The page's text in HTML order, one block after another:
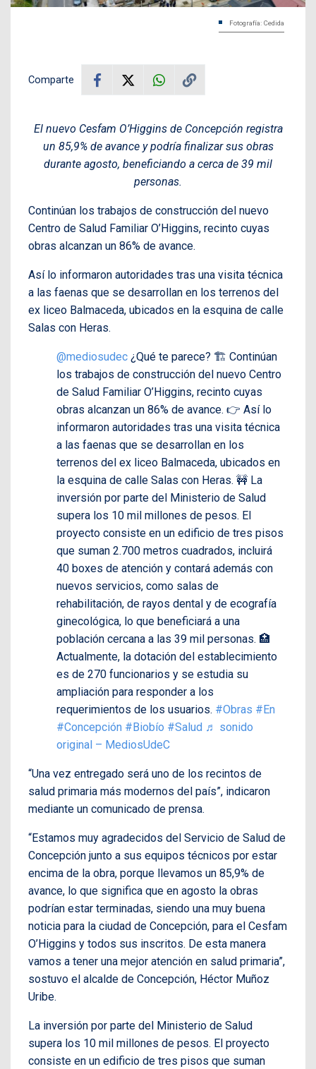
Fotografía: Cedida
Comparte
El nuevo Cesfam O’Higgins de Concepción registra
un 85,9% de avance y podría finalizar sus obras
durante agosto, beneficiando a cerca de 39 mil
personas.
Continúan los trabajos de construcción del nuevo
Centro de Salud Familiar O’Higgins, recinto cuyas
obras alcanzan un 86% de avance.
Así lo informaron autoridades tras una visita técnica
a las faenas que se desarrollan en los terrenos del
ex liceo Balmaceda, ubicados en la esquina de calle
Salas con Heras.
@mediosudec ¿Qué te parece? 🏗️ Continúan
los trabajos de construcción del nuevo Centro
de Salud Familiar O’Higgins, recinto cuyas
obras alcanzan un 86% de avance. 👉 Así lo
informaron autoridades tras una visita técnica
a las faenas que se desarrollan en los
terrenos del ex liceo Balmaceda, ubicados en
la esquina de calle Salas con Heras. 🚧 La
inversión por parte del Ministerio de Salud
supera los 10 mil millones de pesos. El
proyecto consiste en un edificio de tres pisos
que suman 2.700 metros cuadrados, incluirá
40 boxes de atención y contará además con
nuevos servicios, como salas de
rehabilitación, de rayos dental y de ecografía
ginecológica, lo que beneficiará a una
población cercana a las 39 mil personas. 🏥
Actualmente, la dotación del establecimiento
es de 270 funcionarios y se estudia su
ampliación para responder a los
requerimientos de los usuarios. #Obras #En
#Concepción #Biobío #Salud ♬ sonido
original – MediosUdeC
“Una vez entregado será uno de los recintos de
salud primaria más modernos del país”, indicaron
mediante un comunicado de prensa.
“Estamos muy agradecidos del Servicio de Salud de
Concepción junto a sus equipos técnicos por estar
encima de la obra, porque llevamos un 85,9% de
avance, lo que significa que en agosto la obras
podrían estar terminadas, siendo una muy buena
noticia para la ciudad de Concepción, para el Cesfam
O’Higgins y todos sus inscritos. De esta manera
vamos a tener una mejor atención en salud primaria”,
sostuvo el alcalde de Concepción, Héctor Muñoz
Uribe.
La inversión por parte del Ministerio de Salud
supera los 10 mil millones de pesos. El proyecto
consiste en un edificio de tres pisos que suman